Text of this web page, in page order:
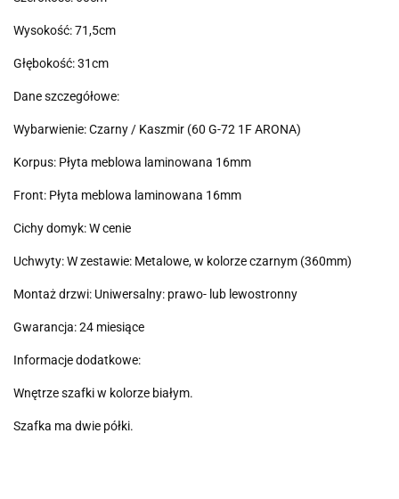
Wysokość: 71,5cm
Głębokość: 31cm
Dane szczegółowe:
Wybarwienie: Czarny / Kaszmir (60 G-72 1F ARONA)
Korpus: Płyta meblowa laminowana 16mm
Front: Płyta meblowa laminowana 16mm
Cichy domyk: W cenie
Uchwyty: W zestawie: Metalowe, w kolorze czarnym (360mm)
Montaż drzwi: Uniwersalny: prawo- lub lewostronny
Gwarancja: 24 miesiące
Informacje dodatkowe:
Wnętrze szafki w kolorze białym.
Szafka ma dwie półki.